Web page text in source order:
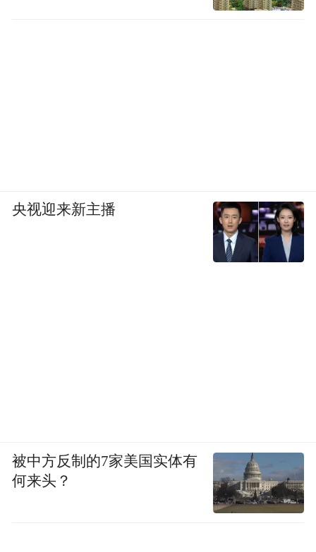
央视迎来新主播
被中方反制的7家美国实体有
何来头？